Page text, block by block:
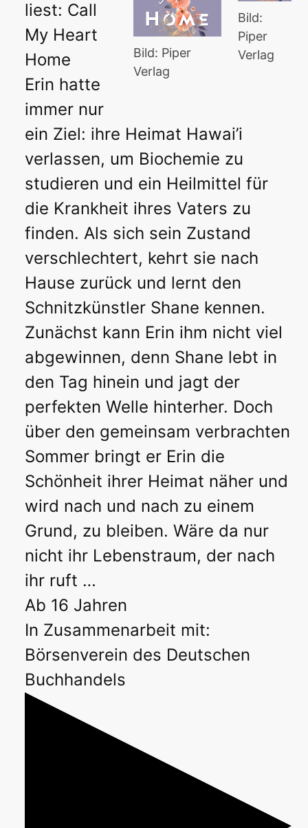
Bild:
Piper
Verlag
Bild: Piper
Verlag
liest: Call
My Heart
Home
Erin hatte
immer nur
ein Ziel: ihre Heimat Hawai’i
verlassen, um Biochemie zu
studieren und ein Heilmittel für
die Krankheit ihres Vaters zu
finden. Als sich sein Zustand
verschlechtert, kehrt sie nach
Hause zurück und lernt den
Schnitzkünstler Shane kennen.
Zunächst kann Erin ihm nicht viel
abgewinnen, denn Shane lebt in
den Tag hinein und jagt der
perfekten Welle hinterher. Doch
über den gemeinsam verbrachten
Sommer bringt er Erin die
Schönheit ihrer Heimat näher und
wird nach und nach zu einem
Grund, zu bleiben. Wäre da nur
nicht ihr Lebenstraum, der nach
ihr ruft …
Ab 16 Jahren
In Zusammenarbeit mit:
Börsenverein des Deutschen
Buchhandels